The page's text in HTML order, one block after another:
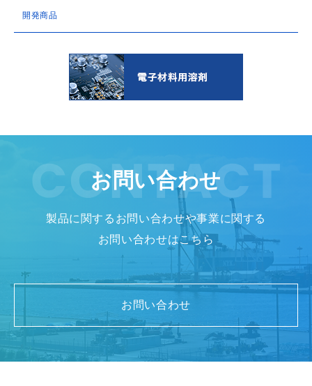
開発商品
お問い合わせ
製品に関するお問い合わせや事業に関する
お問い合わせはこちら
お問い合わせ